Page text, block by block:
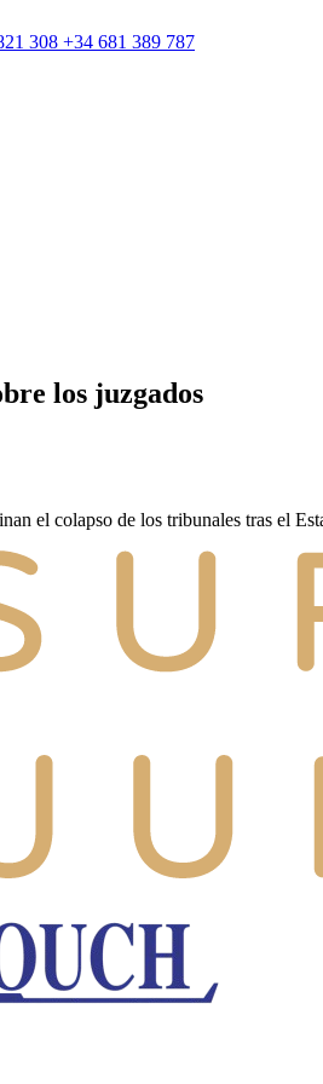
308 +34 681 389 787
los juzgados
el colapso de los tribunales tras el